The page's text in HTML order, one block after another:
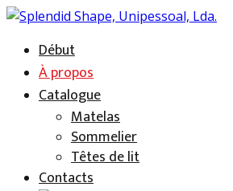
Aller
contenu
Splendid Shape, Unipessoal, Lda.
Mattress Industry
Début
À propos
Catalogue
Matelas
Sommelier
Têtes de lit
Contacts